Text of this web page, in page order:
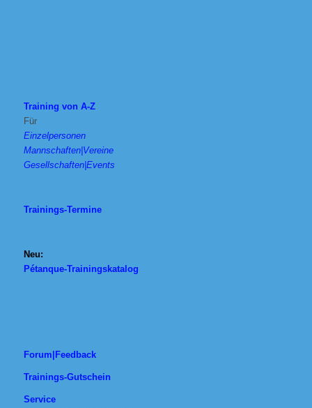
Training von A-Z
Für
Einzelpersonen
Mannschaften|Vereine
Gesellschaften|Events
Trainings-Termine
Neu:
Pétanque-Trainingskatalog
Forum|Feedback
Trainings-Gutschein
Service